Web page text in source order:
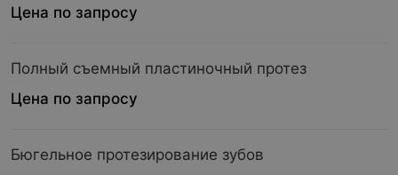
Цена по запросу
Полный съемный пластиночный протез
Цена по запросу
Бюгельное протезирование зубов